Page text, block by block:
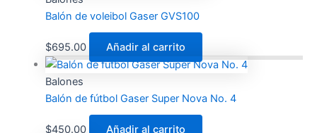
Balón de voleibol Gaser GVS100
$695.00 Añadir al carrito
Balones
Balón de fútbol Gaser Super Nova No. 4
$450.00 Añadir al carrito